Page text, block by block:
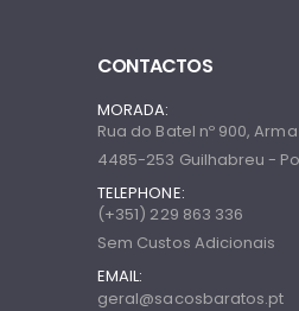
CONTACTOS
MORADA:
Rua do Batel nº 900,
4485-253 Guilhabreu -
TELEPHONE:
(+351) 229 863 336
Sem Custos Adicionais
EMAIL:
geral@sacosbaratos.pt